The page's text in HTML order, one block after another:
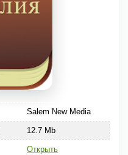
Salem New Media
12.7 Mb
Открыть